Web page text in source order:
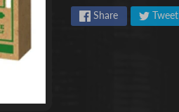
Share Tweet